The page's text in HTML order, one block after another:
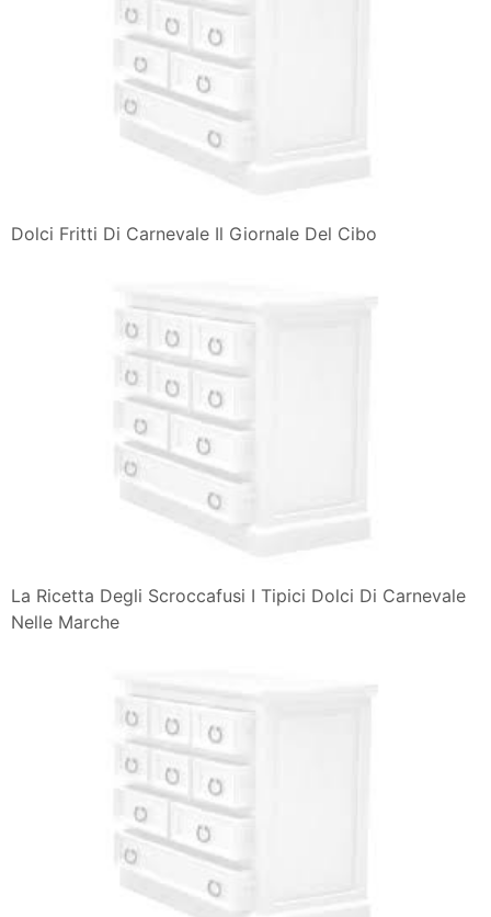
Dolci Fritti Di Carnevale Il Giornale Del Cibo
La Ricetta Degli Scroccafusi I Tipici Dolci Di Carnevale
Nelle Marche